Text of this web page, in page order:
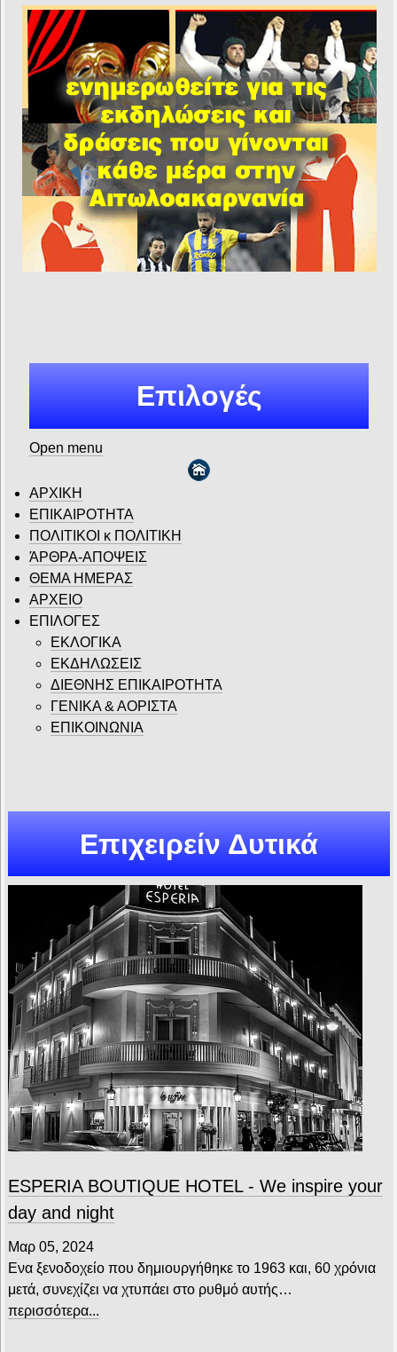
Επιλογές
Open menu
ΑΡΧΙΚΗ
ΕΠΙΚΑΙΡΟΤΗΤΑ
ΠΟΛΙΤΙΚΟΙ κ ΠΟΛΙΤΙΚΗ
ΆΡΘΡΑ-ΑΠΟΨΕΙΣ
ΘΕΜΑ ΗΜΕΡΑΣ
ΑΡΧΕΙΟ
ΕΠΙΛΟΓΕΣ
ΕΚΛΟΓΙΚΑ
ΕΚΔΗΛΩΣΕΙΣ
ΔΙΕΘΝΗΣ ΕΠΙΚΑΙΡΟΤΗΤΑ
ΓΕΝΙΚΑ & ΑΟΡΙΣΤΑ
ΕΠΙΚΟΙΝΩΝΙΑ
Επιχειρείν Δυτικά
ESPERIA BOUTIQUE HOTEL - We inspire your
day and night
Μαρ 05, 2024
Ενα ξενοδοχείο που δημιουργήθηκε το 1963 και, 60 χρόνια
μετά, συνεχίζει να χτυπάει στο ρυθμό αυτής…
περισσότερα...